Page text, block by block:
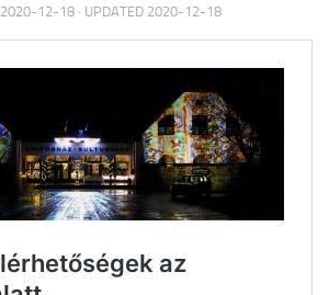
2020-12-18 · UPDATED 2020-12-18